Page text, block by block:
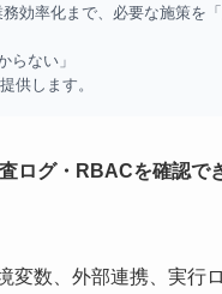
効率化まで、必要な施策を「
らない」
供します。
ログ・RBACを確認で
数、外部連携、実行